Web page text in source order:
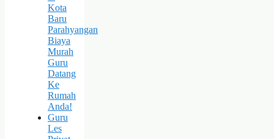
Kota
Baru
Parahyangan
Biaya
Murah
Guru
Datang
Ke
Rumah
Anda!
Guru
Les